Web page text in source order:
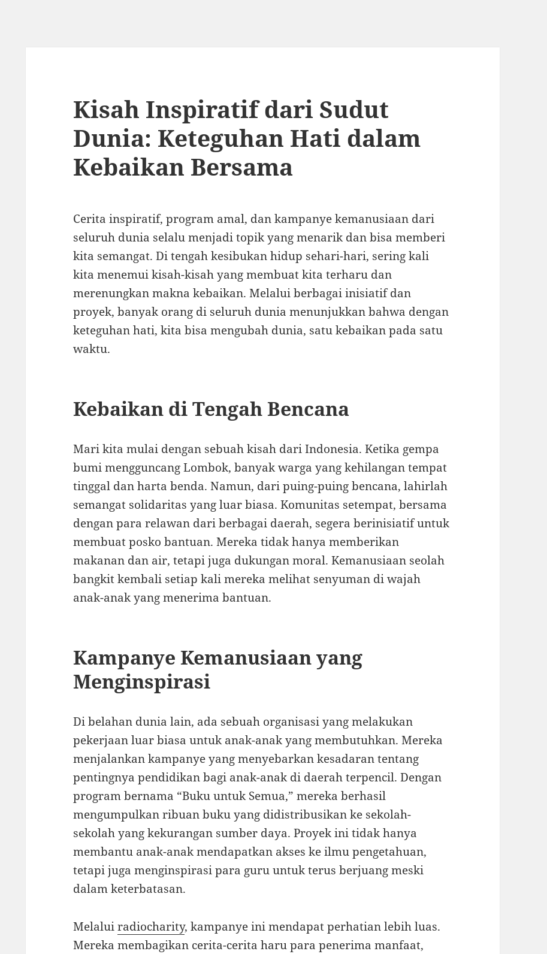
Kisah Inspiratif dari Sudut
Dunia: Keteguhan Hati dalam
Kebaikan Bersama
Cerita inspiratif, program amal, dan kampanye kemanusiaan dari
seluruh dunia selalu menjadi topik yang menarik dan bisa memberi
kita semangat. Di tengah kesibukan hidup sehari-hari, sering kali
kita menemui kisah-kisah yang membuat kita terharu dan
merenungkan makna kebaikan. Melalui berbagai inisiatif dan
proyek, banyak orang di seluruh dunia menunjukkan bahwa dengan
keteguhan hati, kita bisa mengubah dunia, satu kebaikan pada satu
waktu.
Kebaikan di Tengah Bencana
Mari kita mulai dengan sebuah kisah dari Indonesia. Ketika gempa
bumi mengguncang Lombok, banyak warga yang kehilangan tempat
tinggal dan harta benda. Namun, dari puing-puing bencana, lahirlah
semangat solidaritas yang luar biasa. Komunitas setempat, bersama
dengan para relawan dari berbagai daerah, segera berinisiatif untuk
membuat posko bantuan. Mereka tidak hanya memberikan
makanan dan air, tetapi juga dukungan moral. Kemanusiaan seolah
bangkit kembali setiap kali mereka melihat senyuman di wajah
anak-anak yang menerima bantuan.
Kampanye Kemanusiaan yang
Menginspirasi
Di belahan dunia lain, ada sebuah organisasi yang melakukan
pekerjaan luar biasa untuk anak-anak yang membutuhkan. Mereka
menjalankan kampanye yang menyebarkan kesadaran tentang
pentingnya pendidikan bagi anak-anak di daerah terpencil. Dengan
program bernama “Buku untuk Semua,” mereka berhasil
mengumpulkan ribuan buku yang didistribusikan ke sekolah-
sekolah yang kekurangan sumber daya. Proyek ini tidak hanya
membantu anak-anak mendapatkan akses ke ilmu pengetahuan,
tetapi juga menginspirasi para guru untuk terus berjuang meski
dalam keterbatasan.
Melaluiradiocharity, kampanye ini mendapat perhatian lebih luas.
Mereka membagikan cerita-cerita haru para penerima manfaat,